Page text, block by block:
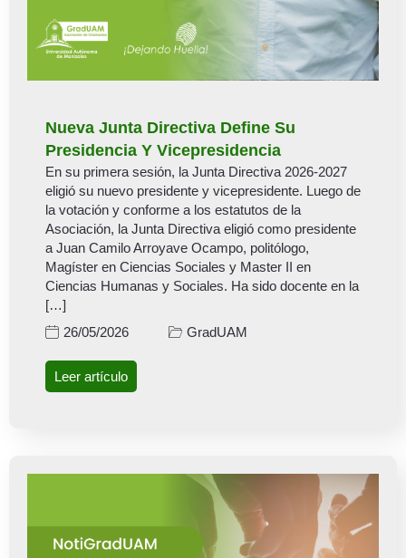
Nueva Junta Directiva Define Su
Presidencia Y Vicepresidencia
En su primera sesión, la Junta Directiva 2026-2027
eligió su nuevo presidente y vicepresidente. Luego de
la votación y conforme a los estatutos de la
Asociación, la Junta Directiva eligió como presidente
a Juan Camilo Arroyave Ocampo, politólogo,
Magíster en Ciencias Sociales y Master II en
Ciencias Humanas y Sociales. Ha sido docente en la
[…]
26/05/2026
GradUAM
Leer artículo